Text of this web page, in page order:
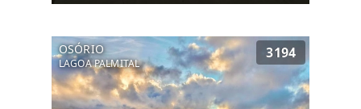
OSÓRIO
LAGOA PALMITAL
3194